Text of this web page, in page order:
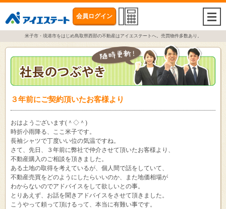
会員ログイン
米子市・境港市をはじめ鳥取県西部の不動産はアイエステートへ。売買物件多数あり。
３年前にご契約頂いたお客様より
おはようございます(＾◇＾)
時折小雨降る、ここ米子です。
長袖シャツで丁度いい位の気温ですね。
さて、先日、３年前に弊社で仲介させて頂いたお客様より、
不動産購入のご相談を頂きました。
ある土地の取得を考えているが、個人間で話をしていて、
不動産売買をどのようにしたらいいのか、また地価相場が
わからないのでアドバイスをして欲しいとの事。
とりあえず、お話を聞きアドバイスをさせて頂きました。
こうやって頼って頂けるって、本当に有難い事です。